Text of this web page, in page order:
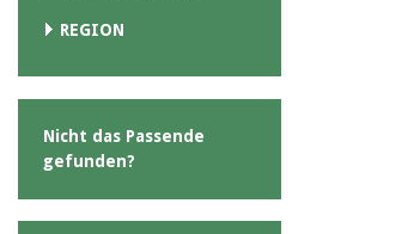
REGION
Nicht das Passende
gefunden?